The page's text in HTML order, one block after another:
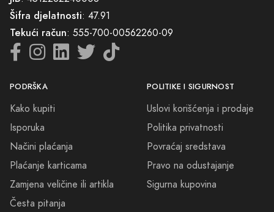
Šifra djelatnosti: 47.91
Tekući račun: 555-700-00562260-09
PODRŠKA
Kako kupiti
Isporuka
Načini plaćanja
Plaćanje karticama
Zamjena veličine ili artikla
Česta pitanja
POLITIKE I SIGURNOST
Uslovi korišćenja i prodaje
Politika privatnosti
Povraćaj sredstava
Pravo na odustajanje
Sigurna kupovina